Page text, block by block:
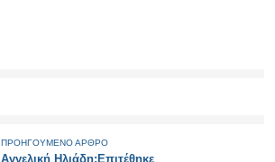
ΠΡΟΗΓΟΥΜΕΝΟ ΑΡΘΡΟ
Αγγελική Ηλιάδη:Επιτέθηκε